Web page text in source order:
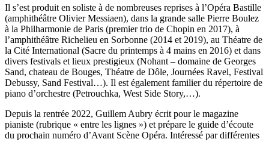
Il s’est produit en soliste à de nombreuses reprises à l’Opéra Bastille
(amphithéâtre Olivier Messiaen), dans la grande salle Pierre Boulez
à la Philharmonie de Paris (premier trio de Chopin en 2017), à
l’amphithéâtre Richelieu en Sorbonne (2014 et 2019), au Théatre de
la Cité International (Sacre du printemps à 4 mains en 2016) et dans
divers festivals et lieux prestigieux (Nohant – domaine de Georges
Sand, chateau de Bouges, Théatre de Dôle, Journées Ravel, Festival
Debussy, Sand Festival…). Il est également familier du répertoire de
piano d’orchestre (Petrouchka, West Side Story,…).
Depuis la rentrée 2022, Guillem Aubry écrit pour le magazine
pianiste (rubrique « entre les lignes ») et prépare le guide d’écoute
du prochain numéro d’Avant Scène Opéra. Intéressé par différentes